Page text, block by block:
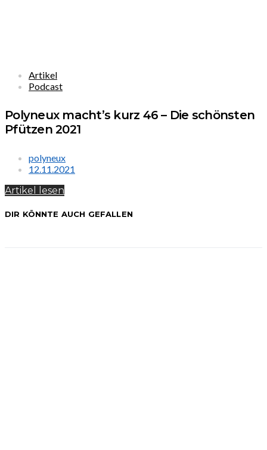
Artikel
Podcast
Polyneux macht’s kurz 46 – Die schönsten
Pfützen 2021
polyneux
12.11.2021
Artikel lesen
DIR KÖNNTE AUCH GEFALLEN